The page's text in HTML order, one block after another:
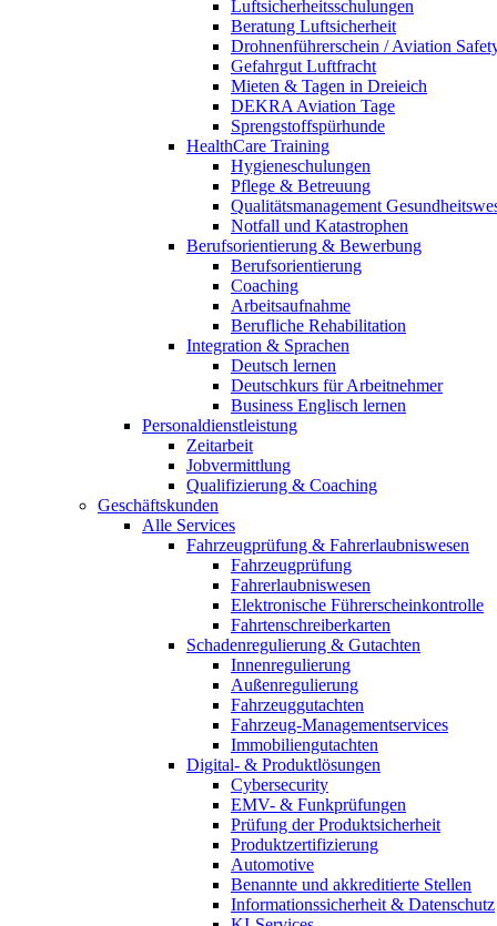
Luftsicherheitsschulungen
Beratung Luftsicherheit
Drohnenführerschein / Aviation
Gefahrgut Luftfracht
Mieten & Tagen in Dreieich
DEKRA Aviation Tage
Sprengstoffspürhunde
HealthCare Training
Hygieneschulungen
Pflege & Betreuung
Qualitätsmanagement
Notfall und Katastrophen
Berufsorientierung & Bewerbung
Berufsorientierung
Coaching
Arbeitsaufnahme
Berufliche Rehabilitation
Integration & Sprachen
Deutsch lernen
Deutschkurs für Arbeitnehmer
Business Englisch lernen
Personaldienstleistung
Zeitarbeit
Jobvermittlung
Qualifizierung & Coaching
Geschäftskunden
Alle Services
Fahrzeugprüfung & Fahrerlaubniswesen
Fahrzeugprüfung
Fahrerlaubniswesen
Elektronische Führerscheinkontrolle
Fahrtenschreiberkarten
Schadenregulierung & Gutachten
Innenregulierung
Außenregulierung
Fahrzeuggutachten
Fahrzeug-Managementservices
Immobiliengutachten
Digital- & Produktlösungen
Cybersecurity
EMV- & Funkprüfungen
Prüfung der Produktsicherheit
Produktzertifizierung
Automotive
Benannte und akkreditierte Stellen
Informationssicherheit & Datenschutz